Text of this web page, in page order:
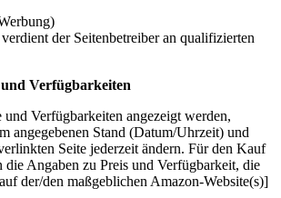
der Seitenbetreiber an qualifizierten
Verfügbarkeiten
und Verfügbarkeiten angezeigt werden,
angegebenen Stand (Datum/Uhrzeit) und
Seite jederzeit ändern. Für den Kauf
die Angaben zu Preis und Verfügbarkeit, die
der/den maßgeblichen Amazon-Website(s)]